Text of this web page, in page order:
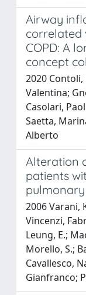
Airway
correlated
COPD: A
concept
2020
Valentina;
Casolari,
Saetta,
Alberto
Alteration
patients
2006 Varani,
Vincenzi,
Leung, E.;
Morello, S.;
Cavallesco,
Gianfranco;